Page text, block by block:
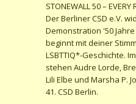
STONEWALL 50 – EVERY
Der Berliner CSD e.V.
Demonstration '50
beginnt mit deiner
LSBTTIQ*-Geschichte.
stehen Audre Lorde,
Lili Elbe und Marsha P.
41. CSD Berlin.